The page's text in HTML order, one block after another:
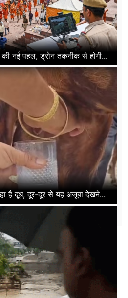
की नई पहल, ड्रोन तकनीक से होगी...
है दूध, दूर-दूर से यह अजूबा देखने...